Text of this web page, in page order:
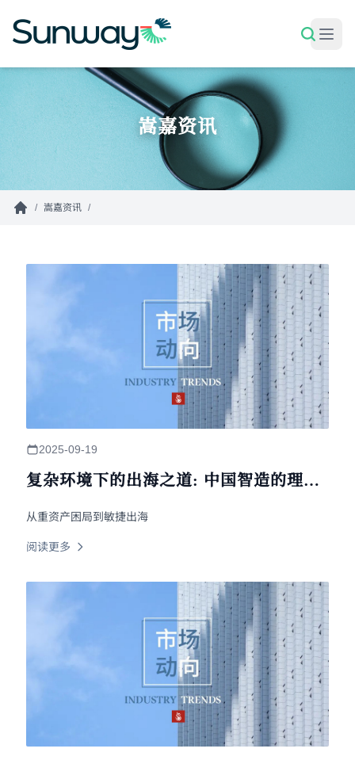
嵩嘉资讯
/ 嵩嘉资讯 /
2025-09-19
复杂环境下的出海之道: 中国智造的理性
突围
从重资产困局到敏捷出海
阅读更多